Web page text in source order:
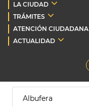
LA CIUDAD
TRÁMITES
ATENCIÓN CIUDADANA
ACTUALIDAD
Albufera